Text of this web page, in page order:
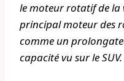
le moteur rotatif de la
principal moteur des
comme un
capacité vu sur le SUV.